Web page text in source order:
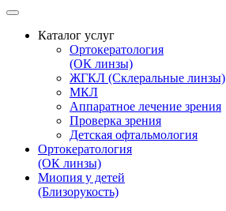
Каталог услуг
Ортокератология
(ОК линзы)
ЖГКЛ (Склеральные линзы)
МКЛ
Аппаратное лечение зрения
Проверка зрения
Детская офтальмология
Ортокератология
(ОК линзы)
Миопия у детей
(Близорукость)